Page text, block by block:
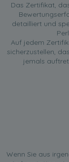
Das Zertifikat,
detailliert und
Auf jedem
sicherzustellen,
jemals
Wenn Sie aus